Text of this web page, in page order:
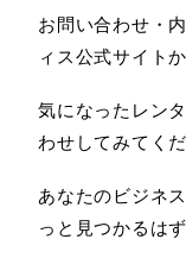
お問い合わせ・
ィス公式サイト
気になったレン
わせしてみてくだ
あなたのビジネ
っと見つかるはず